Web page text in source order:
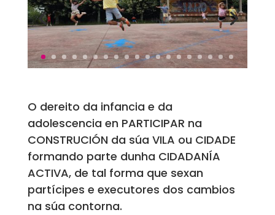
O dereito da infancia e da
adolescencia en PARTICIPAR na
CONSTRUCIÓN da súa VILA ou CIDADE
formando parte dunha CIDADANÍA
ACTIVA, de tal forma que sexan
partícipes e executores dos cambios
na súa contorna.